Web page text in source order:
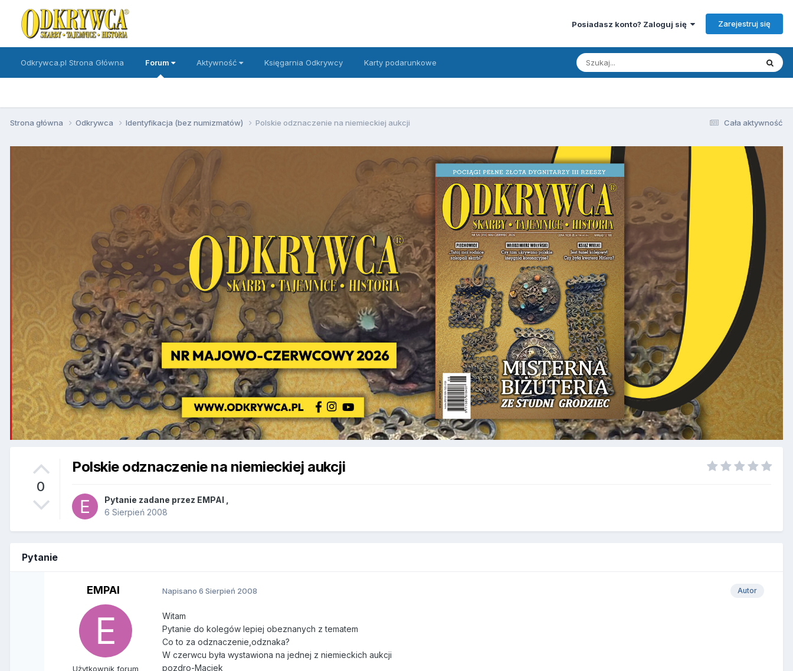
Posiadasz konto? Zaloguj się Zarejestruj się
Odkrywca.pl Strona Główna Forum Aktywność Księgarnia Odkrywcy Karty podarunkowe
Cała aktywność
Strona główna Odkrywca Identyfikacja (bez numizmatów) Polskie odznaczenie na niemieckiej aukcji
0
Polskie odznaczenie na niemieckiej aukcji
Pytanie zadane przez EMPAI
6 Sierpień 2008
Pytanie
EMPAI
Użytkownik forum
Autor
Napisano6 Sierpień 2008
Witam
Pytanie do kolegów lepiej obeznanych z tematem
Co to za odznaczenie,odznaka?
W czerwcu była wystawiona na jednej z niemieckich aukcji
pozdro-Maciek